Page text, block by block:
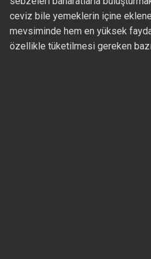
ceviz bile yemeklerin içine
mevsiminde hem en yüksek
özellikle tüketilmesi gereken bazı